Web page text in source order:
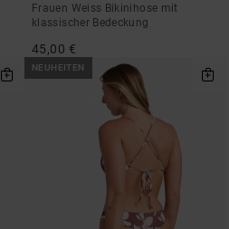
Frauen Weiss Bikinihose mit
klassischer Bedeckung
45,00 €
NEUHEITEN